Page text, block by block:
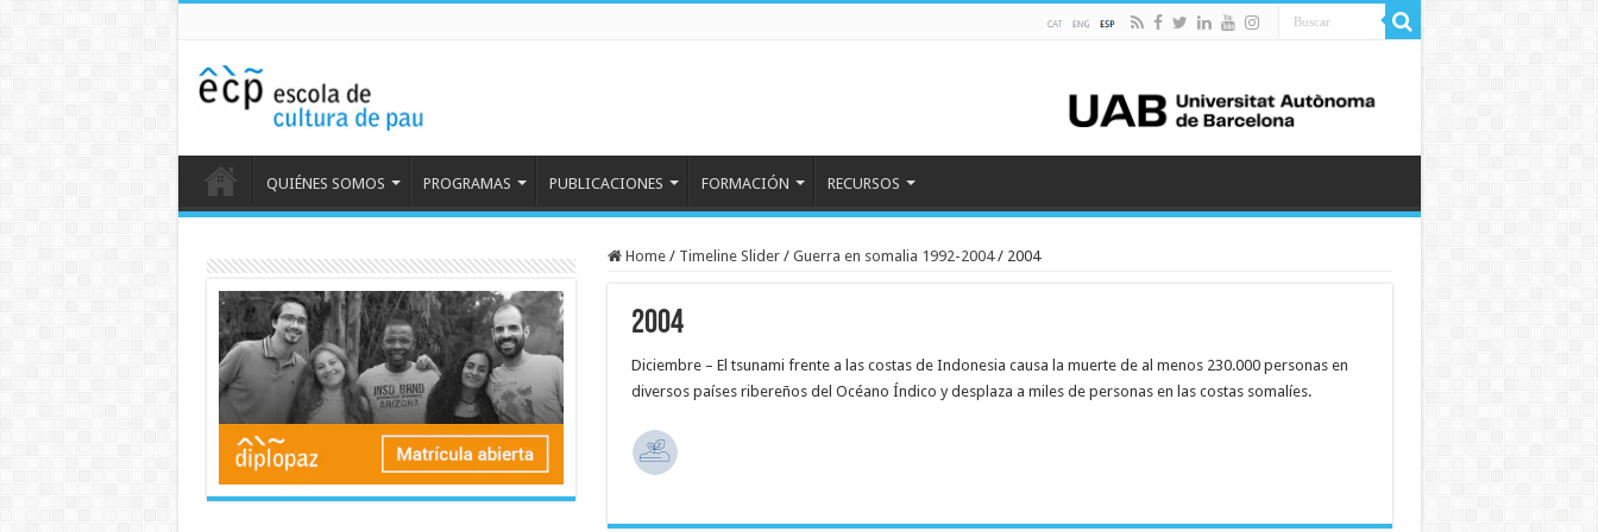
QUIÉNES SOMOS PROGRAMAS PUBLICACIONES FORMACIÓN RECURSOS
Home / Timeline Slider / Guerra en somalia 1992-2004 / 2004
2004
Diciembre – El tsunami frente a las costas de Indonesia causa la muerte de al menos 230.000 personas en
diversos países ribereños del Océano Índico y desplaza a miles de personas en las costas somalíes.